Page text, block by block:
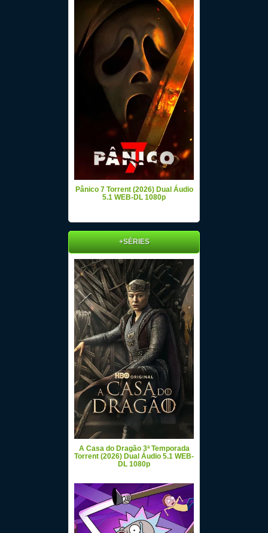
Pânico 7 Torrent (2026) Dual Áudio
5.1 WEB-DL 1080p
+SÉRIES
A Casa do Dragão 3ª Temporada
Torrent (2026) Dual Áudio 5.1 WEB-
DL 1080p